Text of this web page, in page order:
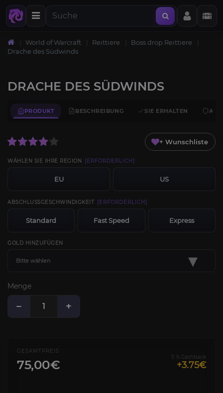
World of Warcraft Reittiere
Boss drop Reittiere
Drache des Südwinds
DRACHE DES SÜDWINDS
PRODUKT BESCHREIBUNG SIE ERHALTEN
+ Wunschliste
WÄHLEN SIE IHRE REGION [ERFORDERLICH]
EU US
ABSCHLUSSGESCHWINDIGKEIT [ERFORDERLICH]
Standard Fast Speed Express
GOLD HINZUFÜGEN
Bitte wählen ▾
Menge
− +
GESAMTPREIS
75,00€
5 % Cashback
+3.75€